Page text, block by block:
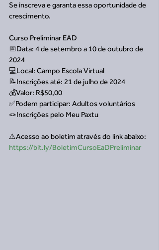
Se inscreva e garanta essa oportunidade de
crescimento.
Curso Preliminar EAD
📅Data: 4 de setembro a 10 de outubro de
2024
💻Local: Campo Escola Virtual
📝Inscrições até: 21 de julho de 2024
💰Valor: R$50,00
✅Podem participar: Adultos voluntários
🪢Inscrições pelo Meu Paxtu
⚠️Acesso ao boletim através do link abaixo:
https://bit.ly/BoletimCursoEaDPreliminar